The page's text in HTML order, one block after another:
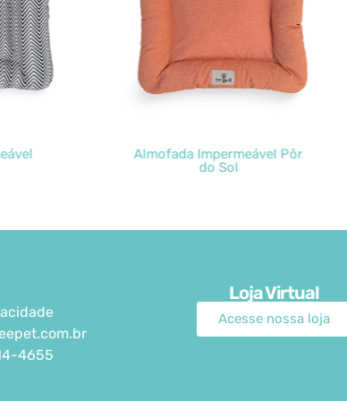
Pôr
Almofada Impermeável
4655
Loja Virtual
Acesse nossa loja